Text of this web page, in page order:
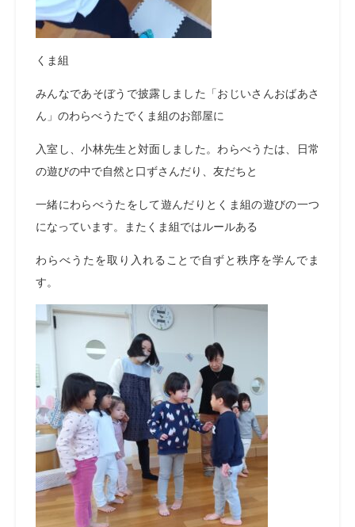
くま組
みんなであそぼうで披露しました「おじいさんおばあさ
ん」のわらべうたでくま組のお部屋に
入室し、小林先生と対面しました。わらべうたは、日常
の遊びの中で自然と口ずさんだり、友だちと
一緒にわらべうたをして遊んだりとくま組の遊びの一つ
になっています。またくま組ではルールある
わらべうたを取り入れることで自ずと秩序を学んでま
す。